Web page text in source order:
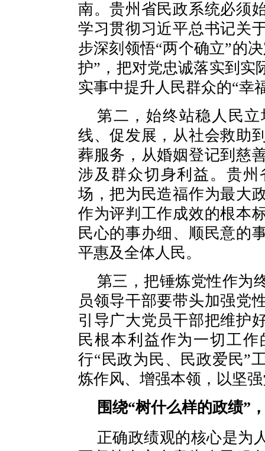
南。贵州省民政系统必须
学习贯彻习近平总书记关
步深刻领悟“两个确立”的
护”，把对党忠诚落实到实
实事中提升人民群众的“幸
第二，始终站稳人民
线、促发展，从社会救助
葬服务，从婚姻登记到慈
涉及群众切身利益。贵
场，把为民造福作为最大
作为评判工作成效的根本
民心的事办细、顺民意的
平惠及全体人民。
第三，把锤炼党性作为
员领导干部要带头加强党
引导广大党员干部把维护
民根本利益作为一切工
行“民政为民、民政爱民”
炼作风、增强本领，以坚
围绕“树什么样的政绩”
正确政绩观的核心是为